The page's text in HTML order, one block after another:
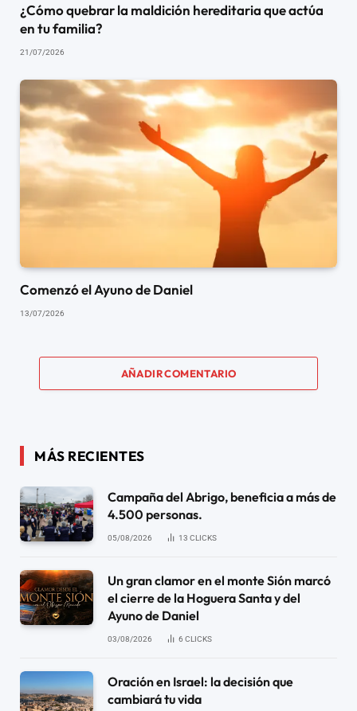
¿Cómo quebrar la maldición hereditaria que actúa
en tu familia?
21/07/2026
Comenzó el Ayuno de Daniel
13/07/2026
AÑADIR COMENTARIO
MÁS RECIENTES
Campaña del Abrigo, beneficia a más de
4.500 personas.
05/08/2026 13 CLICKS
Un gran clamor en el monte Sión marcó
el cierre de la Hoguera Santa y del
Ayuno de Daniel
03/08/2026 6 CLICKS
Oración en Israel: la decisión que
cambiará tu vida